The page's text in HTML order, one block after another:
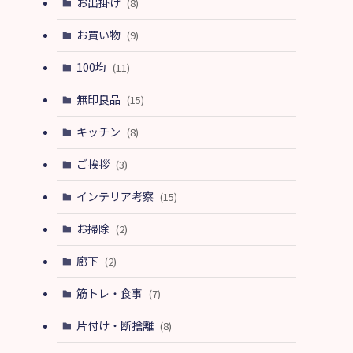
お買い物 (9)
100均 (11)
無印良品 (15)
キッチン (8)
ご挨拶 (3)
インテリア考察 (15)
お掃除 (2)
廊下 (2)
筋トレ・食事 (7)
片付け・断捨離 (8)